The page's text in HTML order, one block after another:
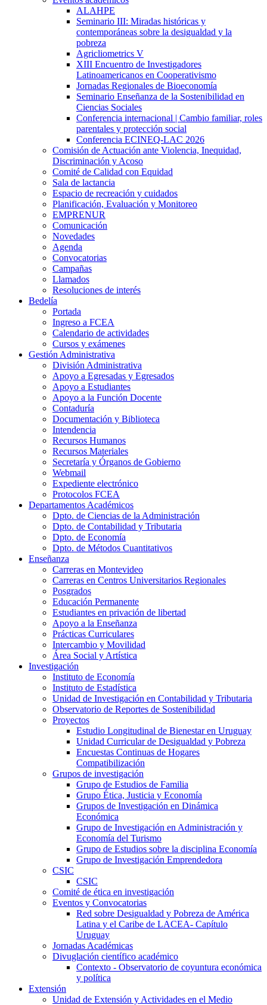
ALAHPE
Seminario III: Miradas históricas y
contemporáneas sobre la desigualdad y la
pobreza
Agricliometrics V
XIII Encuentro de Investigadores
Latinoamericanos en Cooperativismo
Jornadas Regionales de Bioeconomía
Seminario Enseñanza de la Sostenibilidad en
Ciencias Sociales
Conferencia internacional | Cambio familiar, roles
parentales y protección social
Conferencia ECINEQ-LAC 2026
Comisión de Actuación ante Violencia, Inequidad,
Discriminación y Acoso
Comité de Calidad con Equidad
Sala de lactancia
Espacio de recreación y cuidados
Planificación, Evaluación y Monitoreo
EMPRENUR
Comunicación
Novedades
Agenda
Convocatorias
Campañas
Llamados
Resoluciones de interés
Bedelía
Portada
Ingreso a FCEA
Calendario de actividades
Cursos y exámenes
Gestión Administrativa
División Administrativa
Apoyo a Egresadas y Egresados
Apoyo a Estudiantes
Apoyo a la Función Docente
Contaduría
Documentación y Biblioteca
Intendencia
Recursos Humanos
Recursos Materiales
Secretaría y Órganos de Gobierno
Webmail
Expediente electrónico
Protocolos FCEA
Departamentos Académicos
Dpto. de Ciencias de la Administración
Dpto. de Contabilidad y Tributaria
Dpto. de Economía
Dpto. de Métodos Cuantitativos
Enseñanza
Carreras en Montevideo
Carreras en Centros Universitarios Regionales
Posgrados
Educación Permanente
Estudiantes en privación de libertad
Apoyo a la Enseñanza
Prácticas Curriculares
Intercambio y Movilidad
Área Social y Artística
Investigación
Instituto de Economía
Instituto de Estadística
Unidad de Investigación en Contabilidad y Tributaria
Observatorio de Reportes de Sostenibilidad
Proyectos
Estudio Longitudinal de Bienestar en Uruguay
Unidad Curricular de Desigualdad y Pobreza
Encuestas Continuas de Hogares
Compatibilización
Grupos de investigación
Grupo de Estudios de Familia
Grupo Ética, Justicia y Economía
Grupos de Investigación en Dinámica
Económica
Grupo de Investigación en Administración y
Economía del Turismo
Grupo de Estudios sobre la disciplina Economía
Grupo de Investigación Emprendedora
CSIC
CSIC
Comité de ética en investigación
Eventos y Convocatorias
Red sobre Desigualdad y Pobreza de América
Latina y el Caribe de LACEA- Capítulo
Uruguay
Jornadas Académicas
Divuglación científico académico
Contexto - Observatorio de coyuntura económica
y política
Extensión
Unidad de Extensión y Actividades en el Medio